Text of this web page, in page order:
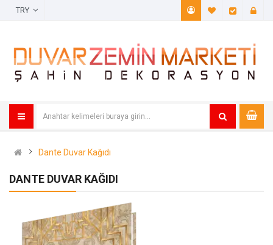
A. Listem
Dante Duvar Kağıdı
DANTE DUVAR KAĞIDI